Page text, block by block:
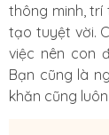
thông minh,
tạo tuyệt vời.
việc nên con
Bạn cũng là
khăn cũng